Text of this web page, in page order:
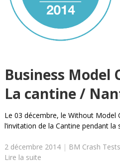
Business Model
La cantine /
Le 03 décembre, le Without Model
l’invitation de la Cantine pendant la
2 décembre 2014| BM Crash Tests
Lire la suite